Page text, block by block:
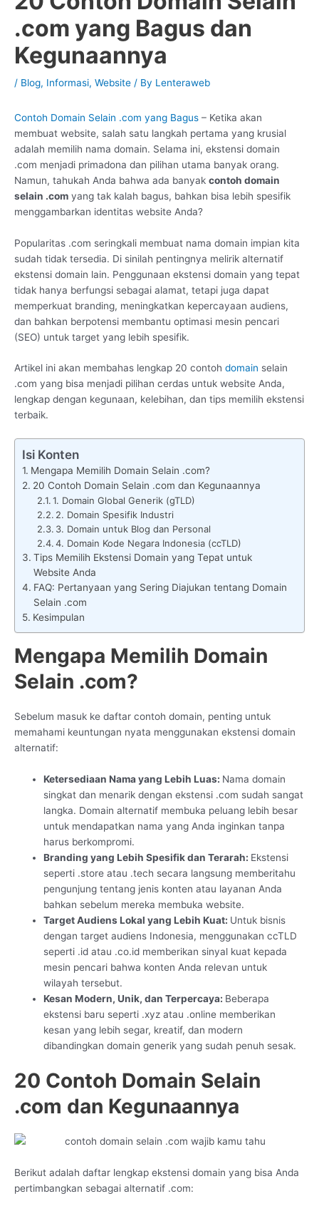
.com yang Bagus dan
Kegunaannya
/ Blog, Informasi, Website / By Lenteraweb
Contoh Domain Selain .com yang Bagus – Ketika akan
membuat website, salah satu langkah pertama yang krusial
adalah memilih nama domain. Selama ini, ekstensi domain
.com menjadi primadona dan pilihan utama banyak orang.
Namun, tahukah Anda bahwa ada banyak contoh domain
selain .com yang tak kalah bagus, bahkan bisa lebih spesifik
menggambarkan identitas website Anda?
Popularitas .com seringkali membuat nama domain impian kita
sudah tidak tersedia. Di sinilah pentingnya melirik alternatif
ekstensi domain lain. Penggunaan ekstensi domain yang tepat
tidak hanya berfungsi sebagai alamat, tetapi juga dapat
memperkuat branding, meningkatkan kepercayaan audiens,
dan bahkan berpotensi membantu optimasi mesin pencari
(SEO) untuk target yang lebih spesifik.
Artikel ini akan membahas lengkap 20 contoh domain selain
.com yang bisa menjadi pilihan cerdas untuk website Anda,
lengkap dengan kegunaan, kelebihan, dan tips memilih ekstensi
terbaik.
Isi Konten
Mengapa Memilih Domain Selain .com?
20 Contoh Domain Selain .com dan Kegunaannya
1. Domain Global Generik (gTLD)
2. Domain Spesifik Industri
3. Domain untuk Blog dan Personal
4. Domain Kode Negara Indonesia (ccTLD)
Tips Memilih Ekstensi Domain yang Tepat untuk
Website Anda
FAQ: Pertanyaan yang Sering Diajukan tentang Domain
Selain .com
Kesimpulan
Mengapa Memilih Domain
Selain .com?
Sebelum masuk ke daftar contoh domain, penting untuk
memahami keuntungan nyata menggunakan ekstensi domain
alternatif:
Ketersediaan Nama yang Lebih Luas: Nama domain
singkat dan menarik dengan ekstensi .com sudah sangat
langka. Domain alternatif membuka peluang lebih besar
untuk mendapatkan nama yang Anda inginkan tanpa
harus berkompromi.
Branding yang Lebih Spesifik dan Terarah: Ekstensi
seperti .store atau .tech secara langsung memberitahu
pengunjung tentang jenis konten atau layanan Anda
bahkan sebelum mereka membuka website.
Target Audiens Lokal yang Lebih Kuat: Untuk bisnis
dengan target audiens Indonesia, menggunakan ccTLD
seperti .id atau .co.id memberikan sinyal kuat kepada
mesin pencari bahwa konten Anda relevan untuk
wilayah tersebut.
Kesan Modern, Unik, dan Terpercaya: Beberapa
ekstensi baru seperti .xyz atau .online memberikan
kesan yang lebih segar, kreatif, dan modern
dibandingkan domain generik yang sudah penuh sesak.
20 Contoh Domain Selain
.com dan Kegunaannya
Berikut adalah daftar lengkap ekstensi domain yang bisa Anda
pertimbangkan sebagai alternatif .com: